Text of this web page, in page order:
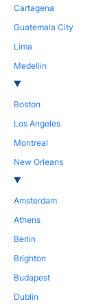
Cartagena
Guatemala City
Lima
Medellin
Boston
Los Angeles
Montreal
New Orleans
Amsterdam
Athens
Berlin
Brighton
Budapest
Dublin